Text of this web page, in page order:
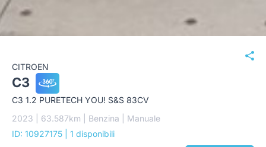
CITROEN
C3
C3 1.2 PURETECH YOU! S&S 83CV
2023 | 63.587km | Benzina | Manuale
ID: 10927175
| 1 disponibili